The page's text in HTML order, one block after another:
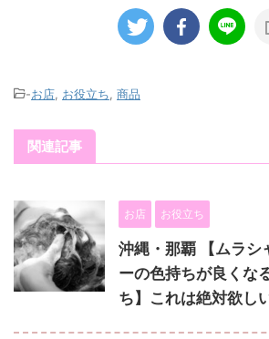
-お店 お役立ち 商品
関連記事
お店 お役立ち
沖縄・那覇 【ムラシ
ーの色持ちが良くな
ち】これは絶対欲し